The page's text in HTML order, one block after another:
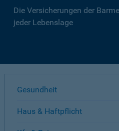
Die Versicherungen der
jeder Lebenslage
Gesundheit
Haus & Haftpflicht